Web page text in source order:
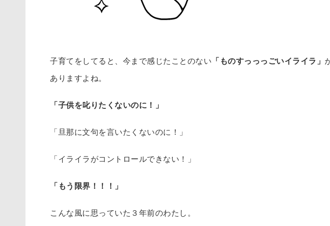
子育てをしてると、今まで感じたことのない 「ものすっっっごいイライラ」
ありますよね。
「子供を叱りたくないのに！」
「旦那に文句を言いたくないのに！」
「イライラがコントロールできない！」
「もう限界！！！」
こんな風に思っていた３年前のわたし。